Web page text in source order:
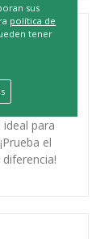
esponja
tecnología
para
el
diferencia!
sus
política de
tener